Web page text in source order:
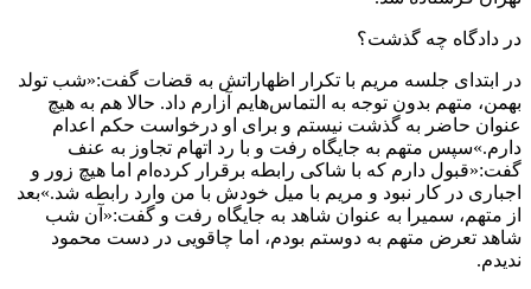
در دادگاه چه گذشت؟
در ابتدای جلسه مریم با تکرار اظهاراتش به قضات گفت:«شب تولد
بهمن، متهم بدون توجه به التماس‌هایم آزارم داد. حالا هم به هیچ
عنوان حاضر به گذشت نیستم و برای او درخواست حکم اعدام
دارم.»سپس متهم به جایگاه رفت و با رد اتهام تجاوز به عنف
گفت:«قبول دارم که با شاکی رابطه برقرار کرده‌ام اما هیچ زور و
اجباری در کار نبود و مریم با میل خودش با من وارد رابطه شد.»بعد
از متهم، سمیرا به عنوان شاهد به جایگاه رفت و گفت:«آن شب
شاهد تعرض متهم به دوستم بودم، اما چاقویی در دست محمود
ندیدم.